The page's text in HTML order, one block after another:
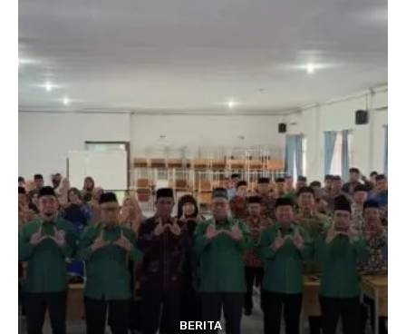
BERITA